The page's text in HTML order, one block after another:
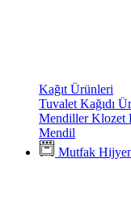
Kağıt Ürünleri
Tuvalet Kağıdı
MendillerKlozet
Mendil
Mutfak